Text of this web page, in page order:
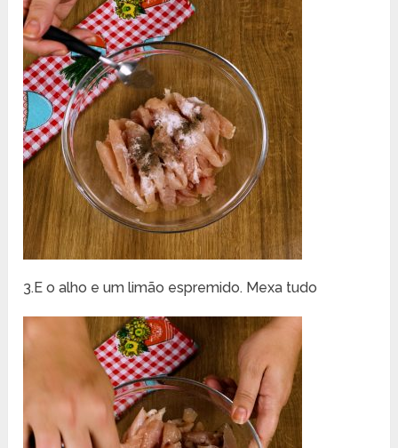
3.E o alho e um limão espremido. Mexa tudo